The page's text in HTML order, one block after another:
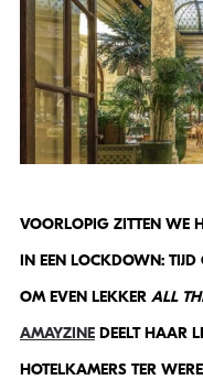
VOORLOPIG ZITTEN WE
IN EEN LOCKDOWN: TIJD
OM EVEN LEKKER ALL
AMAYZINEDEELT HAAR
HOTELKAMERS TER